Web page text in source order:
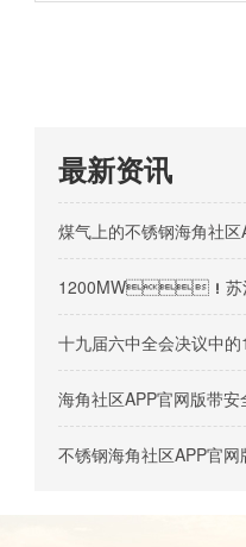
最新资讯
煤气上的不锈钢海角社
1200MW！苏洼龙水
十九届六中全会决议中
海角社区APP官网版带
不锈钢海角社区APP官